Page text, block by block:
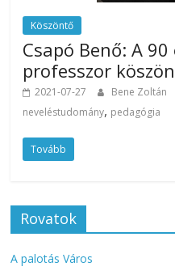
Köszöntő
Csapó Benő: A
professzor
2021-07-27 Bene Zoltán
neveléstudomány, pedagógia
Tovább
Rovatok
A palotás Város